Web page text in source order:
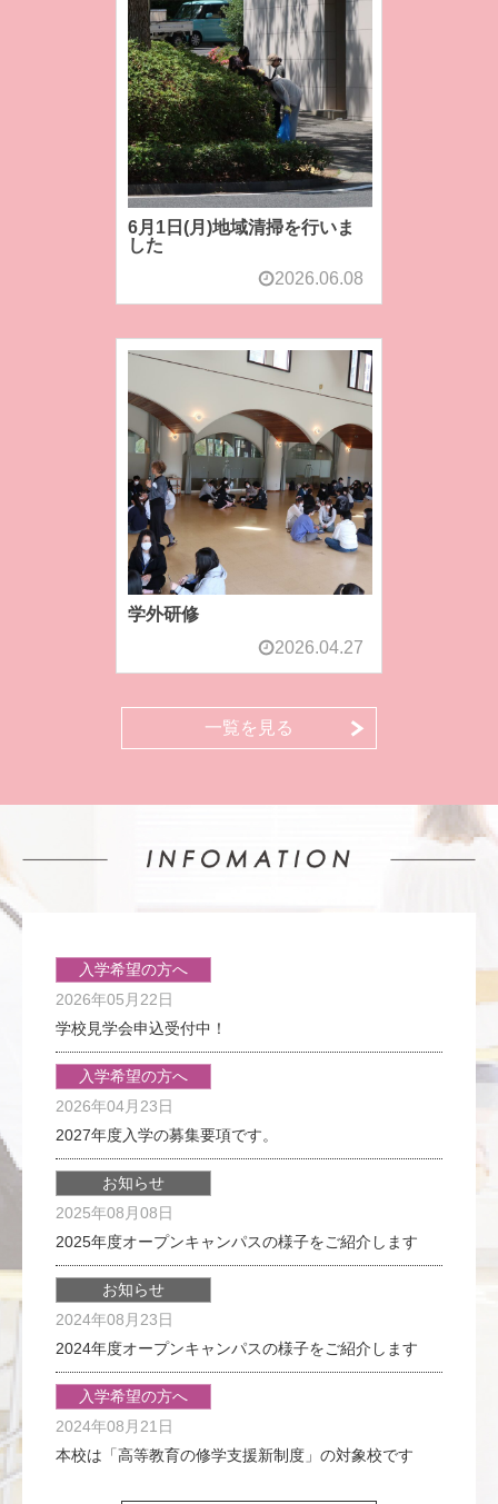
6月1日(月)地域清掃を行いま
した
2026.06.08
学外研修
2026.04.27
一覧を見る
入学希望の方へ
2026年05月22日
学校見学会申込受付中！
入学希望の方へ
2026年04月23日
2027年度入学の募集要項です。
お知らせ
2025年08月08日
2025年度オープンキャンパスの様子をご紹介します
お知らせ
2024年08月23日
2024年度オープンキャンパスの様子をご紹介します
入学希望の方へ
2024年08月21日
本校は「高等教育の修学支援新制度」の対象校です